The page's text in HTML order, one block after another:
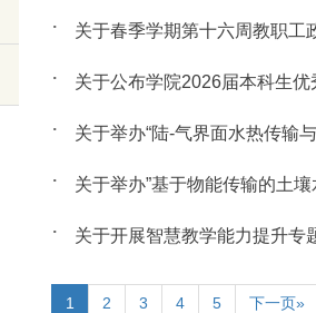
关于春季学期第十六周教职工
关于公布学院2026届本科生
关于举办“陆-气界面水热传输
关于举办”基于物能传输的土
关于开展智慧教学能力提升专
1 2 3 4 5 下一页»